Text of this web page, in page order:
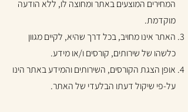
המחירים המוצעים באתר ומחוצה לו, ללא הודעה
מוקדמת.
האתר אינו מחויב, בכל דרך שהיא, לקיים מגוון
כלשהו של שירותים, קורסים ו/או מידע.
אופן הצגת הקורסים, השירותים והמידע באתר הינו
על-פי שיקול דעתו הבלעדי של האתר.